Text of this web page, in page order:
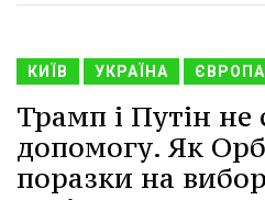
КИЇВ УКРАЇНА ЄВРОПА
Трамп і Путін не
допомогу. Як
поразки на